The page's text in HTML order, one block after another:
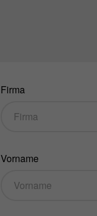
Firma
Vorname